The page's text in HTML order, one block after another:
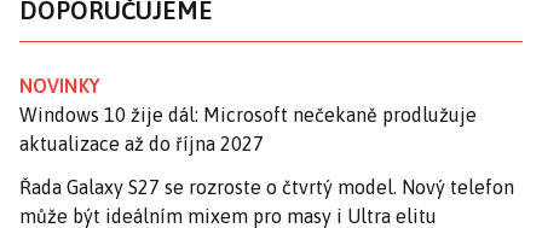
DOPORUČUJEME
NOVINKY
Windows 10 žije dál: Microsoft nečekaně prodlužuje
aktualizace až do října 2027
Řada Galaxy S27 se rozroste o čtvrtý model. Nový telefon
může být ideálním mixem pro masy i Ultra elitu